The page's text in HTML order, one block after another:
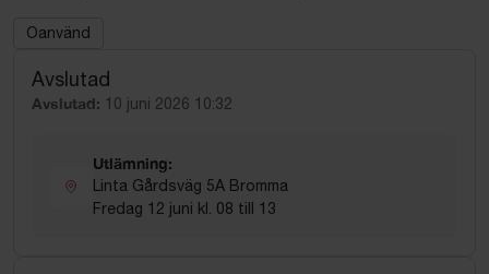
Oanvänd
Avslutad
Avslutad: 10 juni 2026 10:32
Utlämning:
Linta Gårdsväg 5A Bromma
Fredag 12 juni kl. 08 till 13